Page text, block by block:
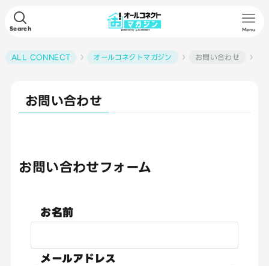
Search Menu
ALL CONNECT オールコネクトマガジン お問い合わせ
お問い合わせ
お問い合わせフォーム
お名前
メールアドレス